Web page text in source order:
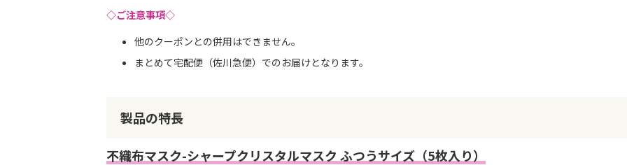
◇ご注意事項◇
他のクーポンとの併用はできません。
まとめて宅配便（佐川急便）でのお届けとなります。
製品の特長
不織布マスク-シャープクリスタルマスク ふつうサイズ（5枚入り）